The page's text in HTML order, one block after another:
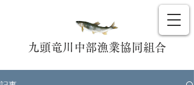
九頭竜川中部漁業協同組合